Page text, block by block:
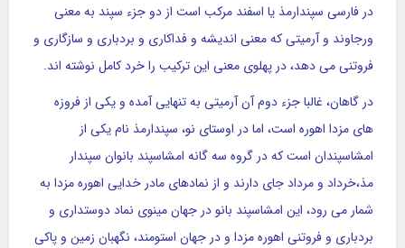
در فارسی سپندارمذ یا اسفند مرکب است از دو جزء سپند به معنی
ورجاوند و آرمیتی که معنی اندیشه و فداکاری و بردباری و سازگاری و
فروتنی می دهد، در پهلوی معنی این ترکیب را خرد کامل نوشته اند.
در گاهان، غالبا جزء دوم آن آرمیتی به تنهایی آمده و یکی از فروزه
های مزدا اهوره است، اما در اوستای نو، سپندارمذ نام یکی از
امشاسپندان است که در گروه سه گانه امشاسپند بانوان سپندار
مذ،خرداد و مرداد جای دارند و از نمادهای مادر خدایی اهوره مزدا به
شمار می رود، این امشاسپند بانو در جهان مینوی نماد دوستداری و
بردباری و فروتنی اهوره مزدا و در جهان استومند، نگهبان زمین و پاکی